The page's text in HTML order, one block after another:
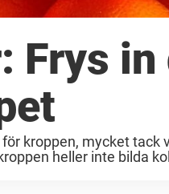
Frys
kroppen, mycket
heller inte bilda